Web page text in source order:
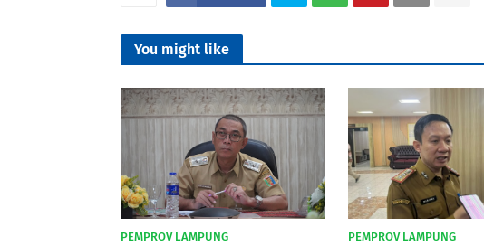
You might like
PEMPROV LAMPUNG PEMPROV LAMPUNG